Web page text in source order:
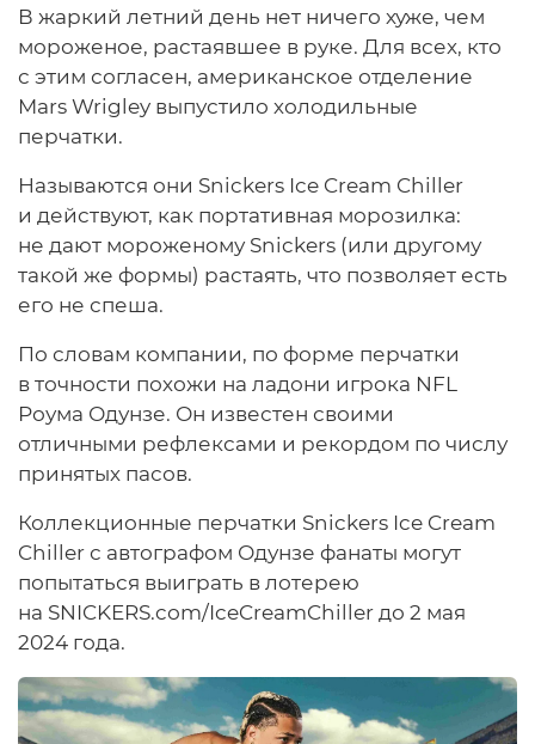
В жаркий летний день нет ничего хуже, чем
мороженое, растаявшее в руке. Для всех, кто
с этим согласен, американское отделение
Mars Wrigley выпустило холодильные
перчатки.
Называются они Snickers Ice Cream Chiller
и действуют, как портативная морозилка:
не дают мороженому Snickers (или другому
такой же формы) растаять, что позволяет есть
его не спеша.
По словам компании, по форме перчатки
в точности похожи на ладони игрока NFL
Роума Одунзе. Он известен своими
отличными рефлексами и рекордом по числу
принятых пасов.
Коллекционные перчатки Snickers Ice Cream
Chiller с автографом Одунзе фанаты могут
попытаться выиграть в лотерею
на SNICKERS.cоm/IceCreamChiller до 2 мая
2024 года.